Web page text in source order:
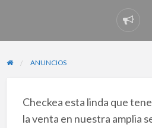
ANUNCIOS
Checkea esta linda que
la venta en nuestra amplia